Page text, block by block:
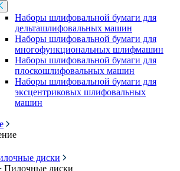
Наборы шлифовальной бумаги для
дельташлифовальных машин
Наборы шлифовальной бумаги для
многофункциональных шлифмашин
Наборы шлифовальной бумаги для
плоскошлифовальных машин
Наборы шлифовальной бумаги для
эксцентриковых шлифовальных
машин
диски
Пилочные диски